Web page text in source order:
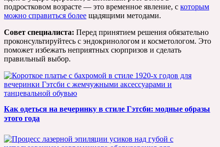
подростковом возрасте — это временное явление, с которым
можно справиться более щадящими методами.
Совет специалиста: Перед принятием решения обязательно
проконсультируйтесь с эндокринологом и косметологом. Это
поможет избежать неприятных сюрпризов и сделать
правильный выбор.
Как одеться на вечеринку в стиле Гэтсби: модные образы
этого года